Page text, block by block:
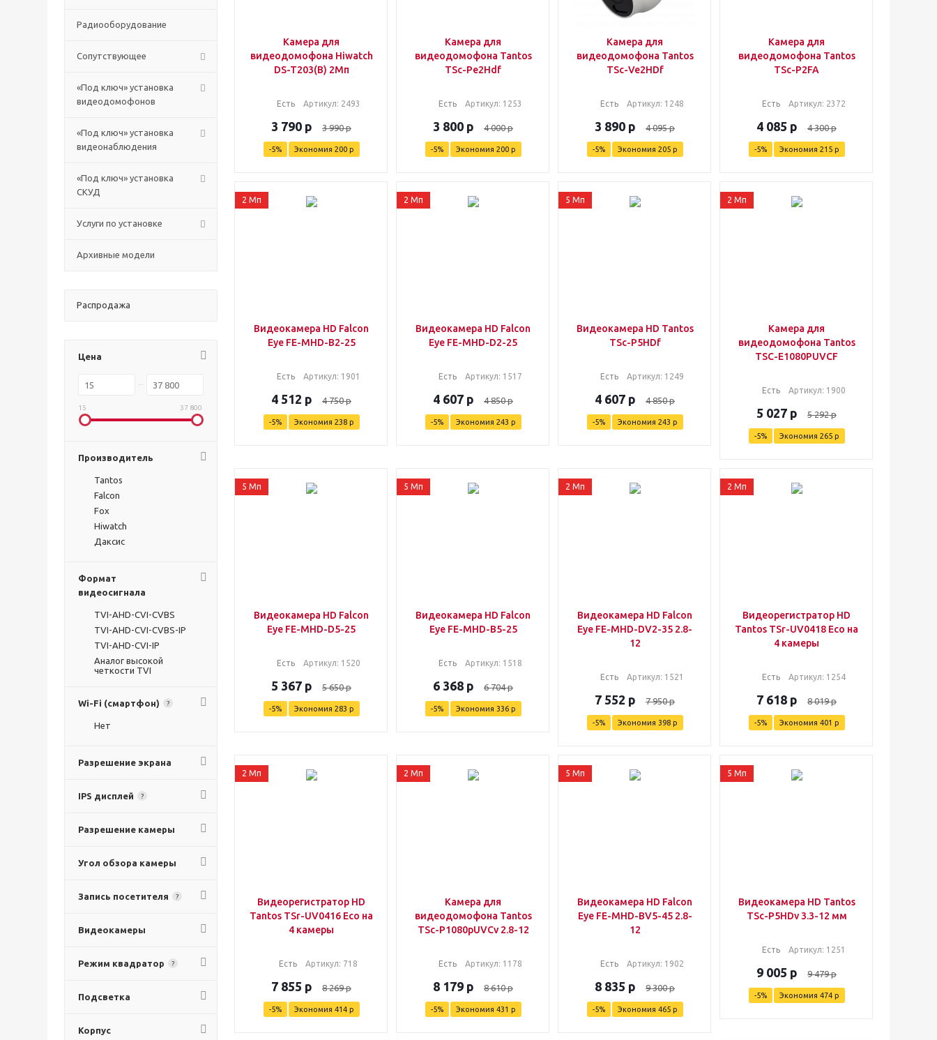
Радиооборудование
Сопутствующее
«Под ключ» установка
видеодомофонов
«Под ключ» установка
видеонаблюдения
«Под ключ» установка
СКУД
Услуги по установке
Архивные модели
Распродажа
Цена
15 37 800
Производитель
Tantos
Falcon
Fox
Hiwatch
Даксис
Формат
видеосигнала
TVI-AHD-CVI-CVBS
TVI-AHD-CVI-CVBS-IP
TVI-AHD-CVI-IP
Аналог высокой
четкости TVI
Wi-Fi (смартфон) ?
Нет
Разрешение экрана
IPS дисплей ?
Разрешение камеры
Угол обзора камеры
Запись посетителя ?
Видеокамеры
Режим квадратор ?
Подсветка
Корпус
Камера для
видеодомофона Hiwatch
DS-T203(B) 2Мп
Есть Артикул: 2493
3 790 р 3 990р
-5% Экономия 200р
Камера для
видеодомофона Tantos
TSc-Pe2Hdf
Есть Артикул: 1253
3 800 р 4 000р
-5% Экономия 200р
Камера для
видеодомофона Tantos
TSc-Ve2HDf
Есть Артикул: 1248
3 890 р 4 095р
-5% Экономия 205р
Камера для
видеодомофона Tantos
TSc-P2FA
Есть Артикул: 2372
4 085 р 4 300р
-5% Экономия 215р
2 Мп
Видеокамера HD Falcon
Eye FE-MHD-B2-25
Есть Артикул: 1901
4 512 р 4 750р
-5% Экономия 238р
2 Мп
Видеокамера HD Falcon
Eye FE-MHD-D2-25
Есть Артикул: 1517
4 607 р 4 850р
-5% Экономия 243 р
5 Мп
Видеокамера HD Tantos
TSc-P5HDf
Есть Артикул: 1249
4 607 р 4 850р
-5% Экономия 243 р
2 Мп
Камера для
видеодомофона Tantos
TSC-E1080PUVCF
Есть Артикул: 1900
5 027 р 5 292р
-5% Экономия 265р
5 Мп
Видеокамера HD Falcon
Eye FE-MHD-D5-25
Есть Артикул: 1520
5 367 р 5 650р
-5% Экономия 283 р
5 Мп
Видеокамера HD Falcon
Eye FE-MHD-B5-25
Есть Артикул: 1518
6 368 р 6 704р
-5% Экономия 336р
2 Мп
Видеокамера HD Falcon
Eye FE-MHD-DV2-35 2.8-
12
Есть Артикул: 1521
7 552 р 7 950р
-5% Экономия 398р
2 Мп
Видеорегистратор HD
Tantos TSr-UV0418 Eco на
4 камеры
Есть Артикул: 1254
7 618 р 8 019р
-5% Экономия 401 р
2 Мп
Видеорегистратор HD
Tantos TSr-UV0416 Eco на
4 камеры
Есть Артикул: 718
7 855 р 8 269р
-5% Экономия 414р
2 Мп
Камера для
видеодомофона Tantos
TSc-P1080pUVCv 2.8-12
Есть Артикул: 1178
8 179 р 8 610р
-5% Экономия 431 р
5 Мп
Видеокамера HD Falcon
Eye FE-MHD-BV5-45 2.8-
12
Есть Артикул: 1902
8 835 р 9 300р
-5% Экономия 465р
5 Мп
Видеокамера HD Tantos
TSc-P5HDv 3.3-12 мм
Есть Артикул: 1251
9 005 р 9 479р
-5% Экономия 474р